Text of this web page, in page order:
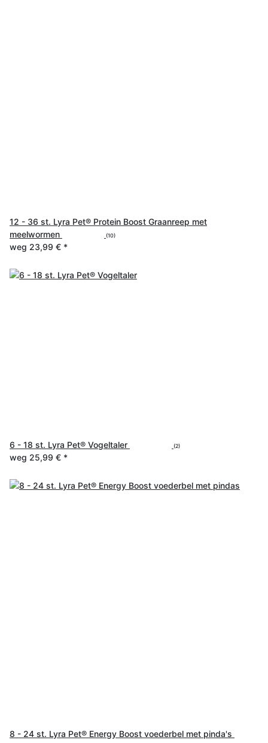
12 - 36 st. Lyra Pet® Protein Boost Graanreep met
meelwormen
(10)
weg 23,99 € *
6 - 18 st. Lyra Pet® Vogeltaler (2)
weg 25,99 € *
8 - 24 st. Lyra Pet® Energy Boost voederbel met pinda's